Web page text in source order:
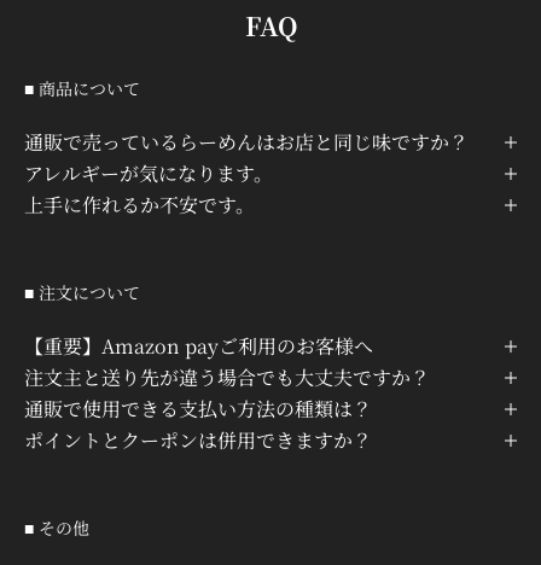
FAQ
■ 商品について
通販で売っているらーめんはお店と同じ味ですか？
アレルギーが気になります。
上手に作れるか不安です。
■ 注文について
【重要】Amazon payご利用のお客様へ
注文主と送り先が違う場合でも大丈夫ですか？
通販で使用できる支払い方法の種類は？
ポイントとクーポンは併用できますか？
■ その他